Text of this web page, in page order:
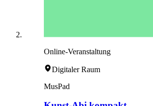
Online-Veranstaltung
Digitaler Raum
MusPad